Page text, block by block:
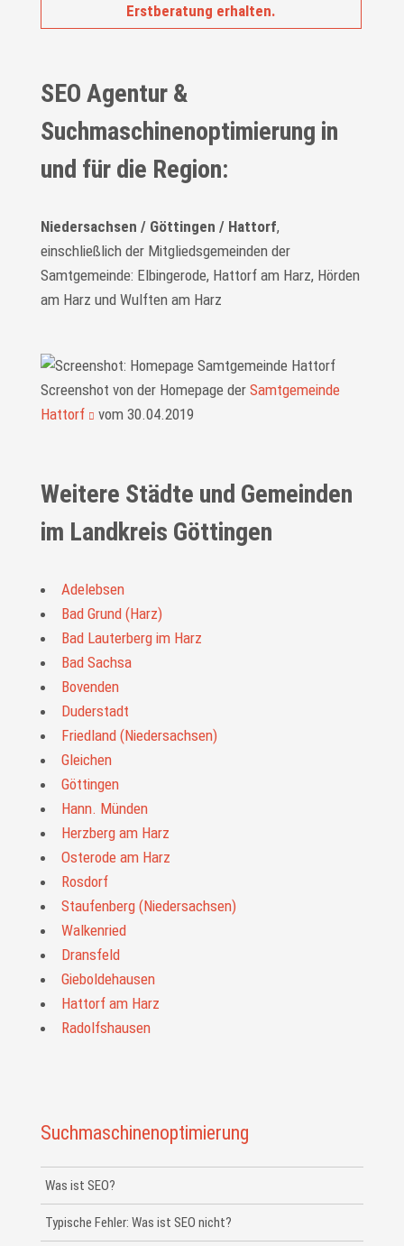
Erstberatung erhalten.
SEO Agentur &
Suchmaschinenoptimierung in
und für die Region:
Niedersachsen / Göttingen / Hattorf,
einschließlich der Mitgliedsgemeinden der
Samtgemeinde: Elbingerode, Hattorf am Harz, Hörden
am Harz und Wulften am Harz
Screenshot von der Homepage der Samtgemeinde
Hattorf
vom 30.04.2019
Weitere Städte und Gemeinden
im Landkreis Göttingen
Adelebsen
Bad Grund (Harz)
Bad Lauterberg im Harz
Bad Sachsa
Bovenden
Duderstadt
Friedland (Niedersachsen)
Gleichen
Göttingen
Hann. Münden
Herzberg am Harz
Osterode am Harz
Rosdorf
Staufenberg (Niedersachsen)
Walkenried
Dransfeld
Gieboldehausen
Hattorf am Harz
Radolfshausen
Suchmaschinenoptimierung
Was ist SEO?
Typische Fehler: Was ist SEO nicht?